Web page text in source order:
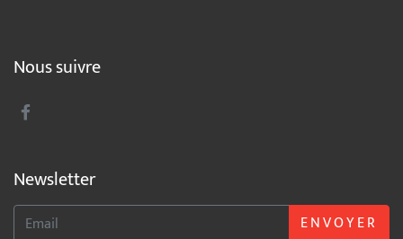
Nous suivre
Newsletter
ENVOYER